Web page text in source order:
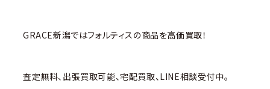
GRACE新潟ではフォルティスの商品を高価買取！
査定無料、出張買取可能、宅配買取、LINE相談受付中。